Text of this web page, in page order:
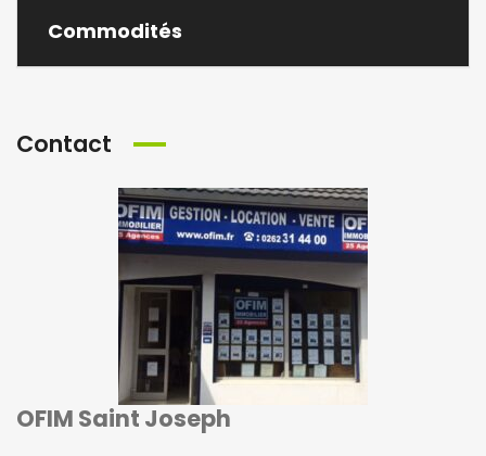
Commodités
Contact
OFIM Saint Joseph